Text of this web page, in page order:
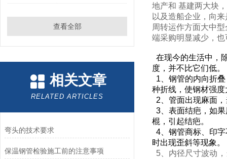
查看全部
相关文章
RELATED ARTICLES
弯头的技术要求
保温钢管检验施工前的注意事项
地产和 基建两大块
以及造船企业，向
周转运作方面大中
端采购明显减少，
在现今的生活中，
度，并不比它们低。
1、钢管的内向折
种折线，使钢材
2、管面出现麻面
3、表面结疤，如
棍，引起结疤。
4、钢管商标、印
时出现歪斜等现象。
5、内径尺寸波动